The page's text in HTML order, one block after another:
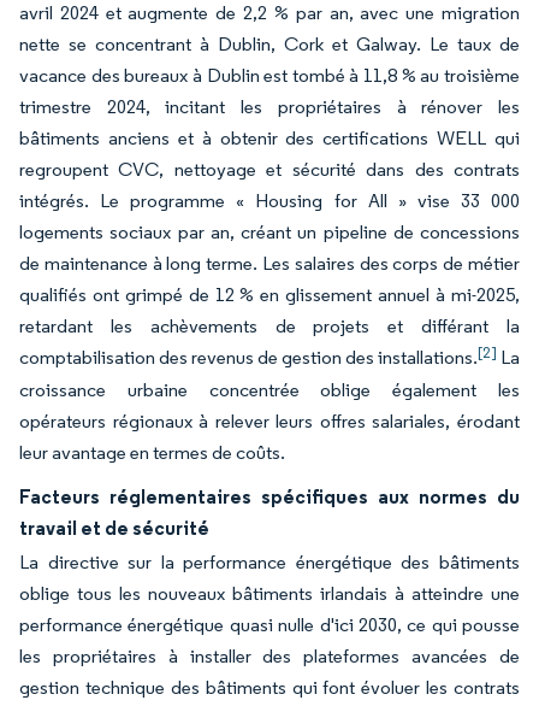
avril 2024 et augmente de 2,2 % par an, avec une migration
nette se concentrant à Dublin, Cork et Galway. Le taux de
vacance des bureaux à Dublin est tombé à 11,8 % au troisième
trimestre 2024, incitant les propriétaires à rénover les
bâtiments anciens et à obtenir des certifications WELL qui
regroupent CVC, nettoyage et sécurité dans des contrats
intégrés. Le programme « Housing for All » vise 33 000
logements sociaux par an, créant un pipeline de concessions
de maintenance à long terme. Les salaires des corps de métier
qualifiés ont grimpé de 12 % en glissement annuel à mi-2025,
retardant les achèvements de projets et différant la
comptabilisation des revenus de gestion des installations.[2] La
croissance urbaine concentrée oblige également les
opérateurs régionaux à relever leurs offres salariales, érodant
leur avantage en termes de coûts.
Facteurs réglementaires spécifiques aux normes du
travail et de sécurité
La directive sur la performance énergétique des bâtiments
oblige tous les nouveaux bâtiments irlandais à atteindre une
performance énergétique quasi nulle d'ici 2030, ce qui pousse
les propriétaires à installer des plateformes avancées de
gestion technique des bâtiments qui font évoluer les contrats